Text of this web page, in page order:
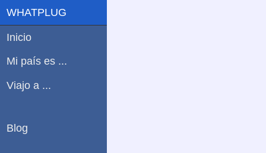
WHATPLUG
Inicio
Mi país es ...
Viajo a ...
Blog